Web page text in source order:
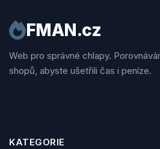
FMAN.cz
Web pro správné chlapy.
shopů, abyste ušetřili čas i peníze.
KATEGORIE